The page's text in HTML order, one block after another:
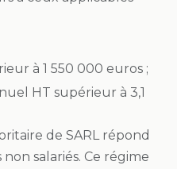
à 1 550 000 euros ;
HT supérieur à 3,1
de SARL répond
salariés. Ce régime